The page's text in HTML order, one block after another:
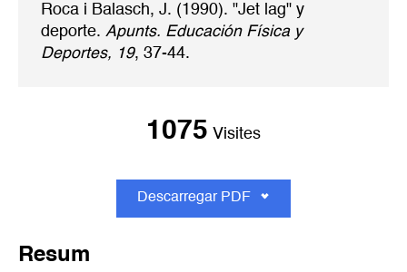
Roca i Balasch, J. (1990). "Jet lag" y
deporte. Apunts. Educación Física y
Deportes, 19, 37-44.
1075 Visites
Descarregar PDF
Resum